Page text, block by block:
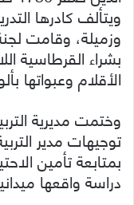
وزميلة، وقامت
بشراء القرطاسية
الأقلام وعبواتها
وختمت مديرية
توجيهات مدير
بمتابعة تأمين
دراسة واقعها